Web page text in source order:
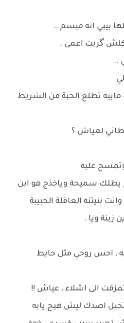
بيبي انه ميسم ..
كلش گربت اعمى .
..
مابيه تطلع الحبة من الشريط
لعياش ؟
عليه
يطلك سميحة وياخذج هو ابن
بنيتنه العاقلة الحبيبة
زينة ويا .
، احس روحي مثل حايط
الى اشلاء ، عياش !!
اصدك ليش هيج يابه